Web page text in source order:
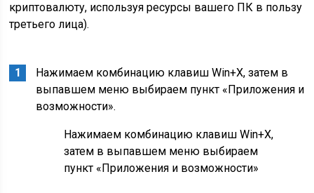
криптовалюту, используя ресурсы вашего ПК в пользу
третьего лица).
Нажимаем комбинацию клавиш Win+X, затем в
выпавшем меню выбираем пункт «Приложения и
возможности».
Нажимаем комбинацию клавиш Win+X,
затем в выпавшем меню выбираем
пункт «Приложения и возможности»